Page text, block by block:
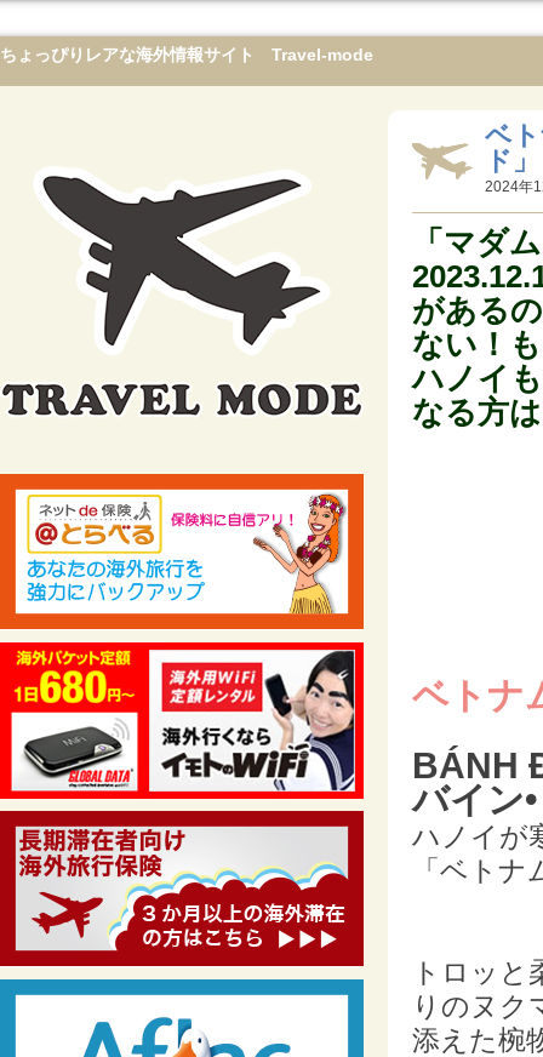
ちょっぴりレアな海外情報サイト Travel-mode
ベ
ド」
2024年
「マダ
がある
ない！
ハノイ
なる方
ベトナ
BÁNH
バイン
ハノイが
「ベト
トロッ
りのヌク
添えた椀